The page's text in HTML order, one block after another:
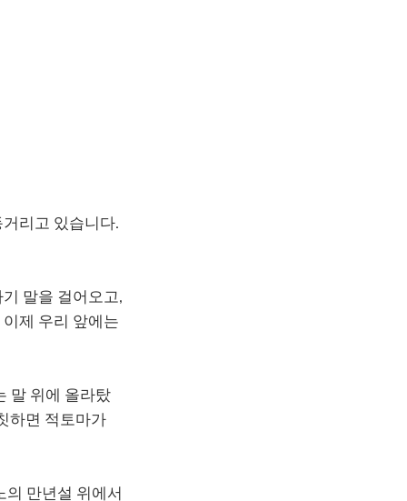
리고 있습니다.
말을 걸어오고,
제 우리 앞에는
말 위에 올라탔
하면 적토마가
만년설 위에서